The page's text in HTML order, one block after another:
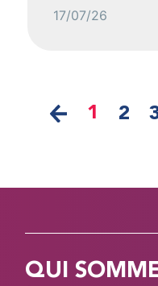
17/07/26
1 2
QUI